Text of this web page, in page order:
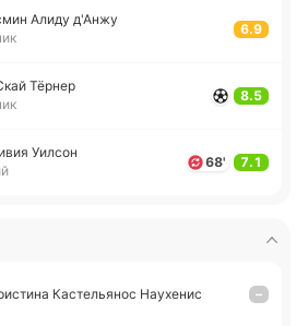
Алиду д'Анжу
6.9
Тёрнер
8.5
Уилсон
68' 7.1
Ка­сте­лья­нос Нау­хе­нис –